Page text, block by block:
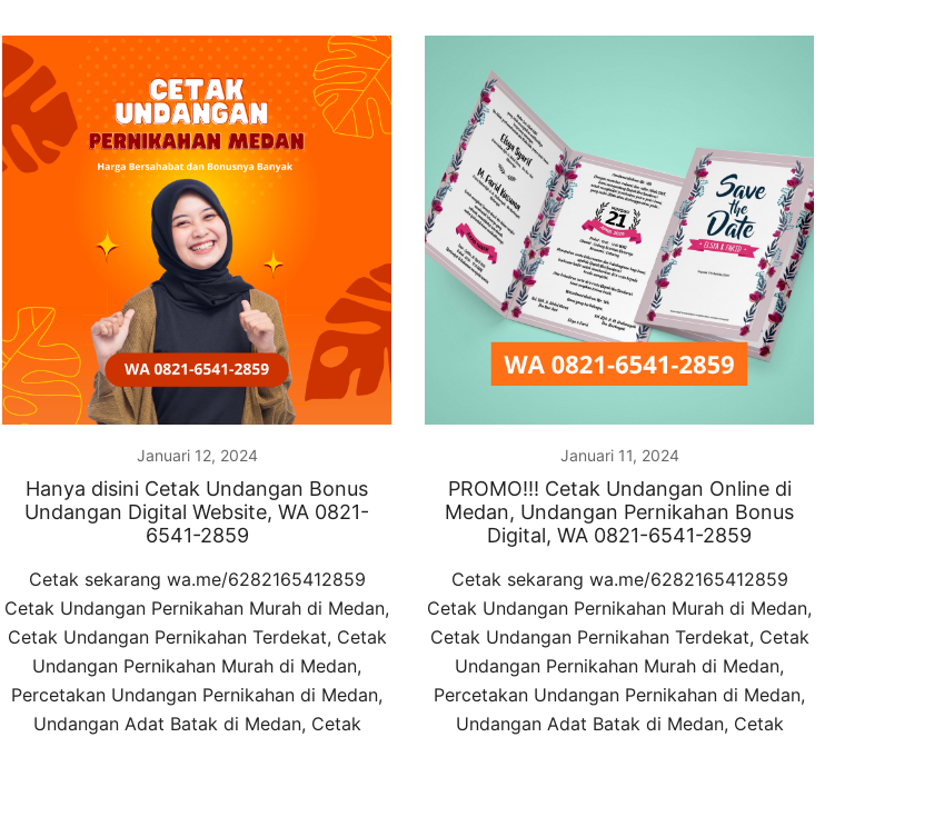
Januari 12, 2024
Hanya disini Cetak Undangan Bonus
Undangan Digital Website, WA 0821-
6541-2859
Cetak sekarang wa.me/6282165412859
Cetak Undangan Pernikahan Murah di Medan,
Cetak Undangan Pernikahan Terdekat, Cetak
Undangan Pernikahan Murah di Medan,
Percetakan Undangan Pernikahan di Medan,
Undangan Adat Batak di Medan, Cetak
Januari 11, 2024
PROMO!!! Cetak Undangan Online di
Medan, Undangan Pernikahan Bonus
Digital, WA 0821-6541-2859
Cetak sekarang wa.me/6282165412859
Cetak Undangan Pernikahan Murah di Medan,
Cetak Undangan Pernikahan Terdekat, Cetak
Undangan Pernikahan Murah di Medan,
Percetakan Undangan Pernikahan di Medan,
Undangan Adat Batak di Medan, Cetak